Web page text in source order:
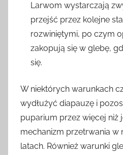
Larwom wystarczają
przejść przez kolejne
rozwiniętymi, po czym
zakopują się w glebę,
się.
W niektórych warunkach
wydłużyć diapauzę i
puparium przez więcej niż
mechanizm przetrwania w
latach. Również warunki